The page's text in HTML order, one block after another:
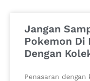
Jangan
Pokemon Di
Dengan
Penasaran